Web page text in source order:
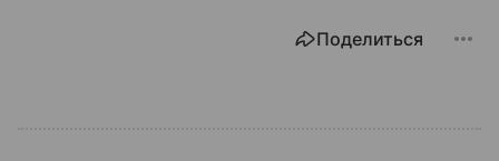
Поделиться